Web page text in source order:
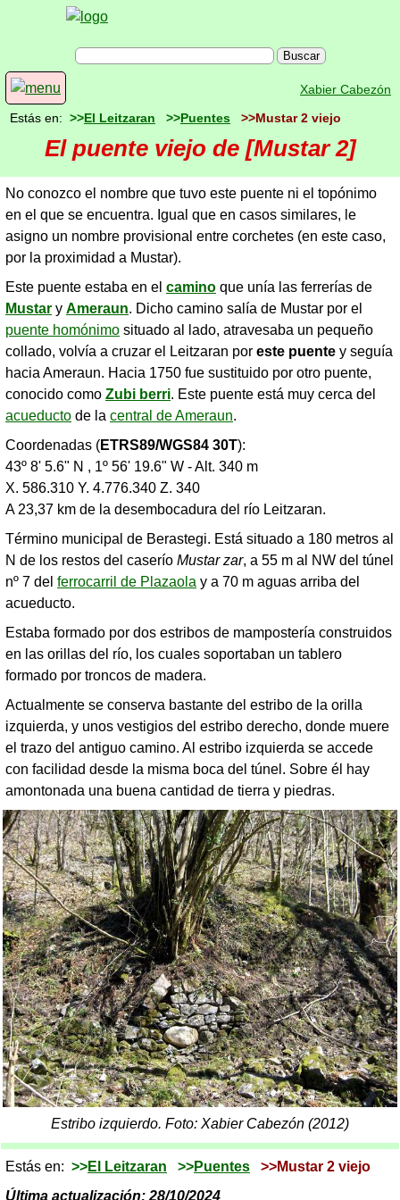
Xabier Cabezón
Estás en: >> El Leitzaran >> Puentes >>Mustar 2 viejo
El puente viejo de [Mustar 2]
No conozco el nombre que tuvo este puente ni el topónimo
en el que se encuentra. Igual que en casos similares, le
asigno un nombre provisional entre corchetes (en este caso,
por la proximidad a Mustar).
Este puente estaba en el camino que unía las ferrerías de
Mustar y Ameraun. Dicho camino salía de Mustar por el
puente homónimo situado al lado, atravesaba un pequeño
collado, volvía a cruzar el Leitzaran por este puente y seguía
hacia Ameraun. Hacia 1750 fue sustituido por otro puente,
conocido como Zubi berri. Este puente está muy cerca del
acueducto de la central de Ameraun.
Coordenadas (ETRS89/WGS84 30T):
43º 8' 5.6" N , 1º 56' 19.6" W - Alt. 340 m
X. 586.310 Y. 4.776.340 Z. 340
A 23,37 km de la desembocadura del río Leitzaran.
Término municipal de Berastegi. Está situado a 180 metros al
N de los restos del caserío Mustar zar, a 55 m al NW del túnel
nº 7 del ferrocarril de Plazaola y a 70 m aguas arriba del
acueducto.
Estaba formado por dos estribos de mampostería construidos
en las orillas del río, los cuales soportaban un tablero
formado por troncos de madera.
Actualmente se conserva bastante del estribo de la orilla
izquierda, y unos vestigios del estribo derecho, donde muere
el trazo del antiguo camino. Al estribo izquierda se accede
con facilidad desde la misma boca del túnel. Sobre él hay
amontonada una buena cantidad de tierra y piedras.
Estribo izquierdo. Foto: Xabier Cabezón (2012)
Estás en: >>El Leitzaran >>Puentes
>>Mustar 2 viejo
Última actualización: 28/10/2024